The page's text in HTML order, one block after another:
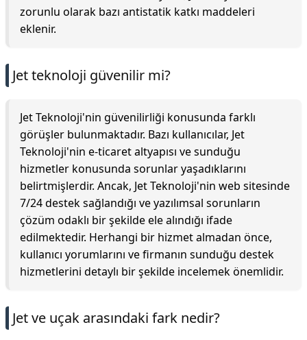
zorunlu olarak bazı antistatik katkı maddeleri
eklenir.
Jet teknoloji güvenilir mi?
Jet Teknoloji'nin güvenilirliği konusunda farklı
görüşler bulunmaktadır. Bazı kullanıcılar, Jet
Teknoloji'nin e-ticaret altyapısı ve sunduğu
hizmetler konusunda sorunlar yaşadıklarını
belirtmişlerdir. Ancak, Jet Teknoloji'nin web sitesinde
7/24 destek sağlandığı ve yazılımsal sorunların
çözüm odaklı bir şekilde ele alındığı ifade
edilmektedir. Herhangi bir hizmet almadan önce,
kullanıcı yorumlarını ve firmanın sunduğu destek
hizmetlerini detaylı bir şekilde incelemek önemlidir.
Jet ve uçak arasındaki fark nedir?